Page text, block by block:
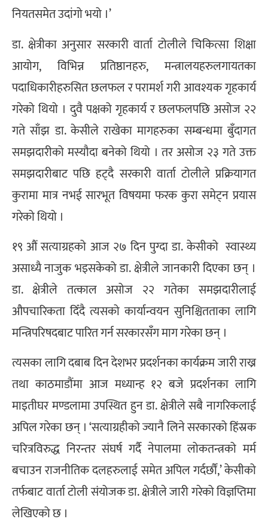
नियतसमेत उदांगो भयो ।’
डा. क्षेत्रीका अनुसार सरकारी वार्ता टोलीले चिकित्सा शिक्षा
आयोग, विभिन्न प्रतिष्ठानहरु, मन्त्रालयहरुलगायतका
पदाधिकारीहरुसित छलफल र परामर्श गरी आवश्यक गृहकार्य
गरेको थियो । दुवै पक्षको गृहकार्य र छलफलपछि असोज २२
गते साँझ डा. केसीले राखेका मागहरुका सम्बन्धमा बुँदागत
समझदारीको मस्यौदा बनेको थियो । तर असोज २३ गते उक्त
समझदारीबाट पछि हट्दै सरकारी वार्ता टोलीले प्रक्रियागत
कुरामा मात्र नभई सारभूत विषयमा फरक कुरा समेट्न प्रयास
गरेको थियो ।
१९ औं सत्याग्रहको आज २७ दिन पुग्दा डा. केसीको स्वास्थ्य
असाध्यै नाजुक भइसकेको डा. क्षेत्रीले जानकारी दिएका छन् ।
डा. क्षेत्रीले तत्काल असोज २२ गतेका समझदारीलाई
औपचारिकता दिँदै त्यसको कार्यान्वयन सुनिश्चितताका लागि
मन्त्रिपरिषदबाट पारित गर्न सरकारसँग माग गरेका छन् ।
त्यसका लागि दबाब दिन देशभर प्रदर्शनका कार्यक्रम जारी राख्र
तथा काठमाडौंमा आज मध्यान्ह १२ बजे प्रदर्शनका लागि
माइतीघर मण्डलामा उपस्थित हुन डा. क्षेत्रीले सबै नागरिकलाई
अपिल गरेका छन् । ‘सत्याग्रहीको ज्यानै लिने सरकारको हिंस्रक
चरित्रविरुद्ध निरन्तर संघर्ष गर्दै नेपालमा लोकतन्त्रको मर्म
बचाउन राजनीतिक दलहरुलाई समेत अपिल गर्दर्छौं,’ केसीको
तर्फबाट वार्ता टोली संयोजक डा. क्षेत्रीले जारी गरेको विज्ञप्तिमा
लेखिएको छ ।